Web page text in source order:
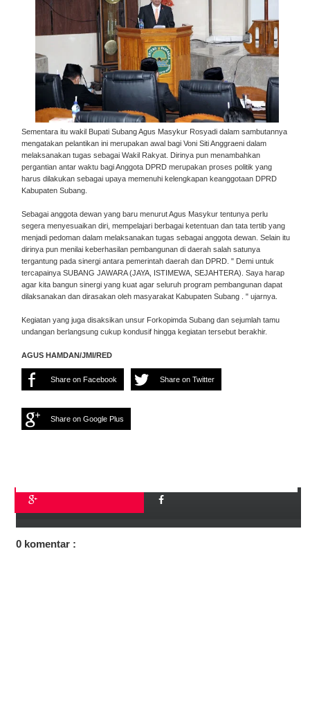
Sementara itu wakil Bupati Subang Agus Masykur Rosyadi dalam sambutannya
mengatakan pelantikan ini merupakan awal bagi Voni Siti Anggraeni dalam
melaksanakan tugas sebagai Wakil Rakyat. Dirinya pun menambahkan
pergantian antar waktu bagi Anggota DPRD merupakan proses politik yang
harus dilakukan sebagai upaya memenuhi kelengkapan keanggotaan DPRD
Kabupaten Subang.
Sebagai anggota dewan yang baru menurut Agus Masykur tentunya perlu
segera menyesuaikan diri, mempelajari berbagai ketentuan dan tata tertib yang
menjadi pedoman dalam melaksanakan tugas sebagai anggota dewan. Selain itu
dirinya pun menilai keberhasilan pembangunan di daerah salah satunya
tergantung pada sinergi antara pemerintah daerah dan DPRD. " Demi untuk
tercapainya SUBANG JAWARA (JAYA, ISTIMEWA, SEJAHTERA). Saya harap
agar kita bangun sinergi yang kuat agar seluruh program pembangunan dapat
dilaksanakan dan dirasakan oleh masyarakat Kabupaten Subang . " ujarnya.
Kegiatan yang juga disaksikan unsur Forkopimda Subang dan sejumlah tamu
undangan berlangsung cukup kondusif hingga kegiatan tersebut berakhir.
AGUS HAMDAN/JMI/RED
Share on Facebook Share on Twitter
Share on Google Plus
0 komentar :